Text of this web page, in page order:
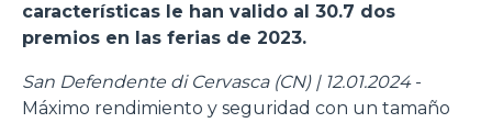
características le han valido al 30.7 dos
premios en las ferias de 2023.
San Defendente di Cervasca (CN) | 12.01.2024 -
Máximo rendimiento y seguridad con un tamaño